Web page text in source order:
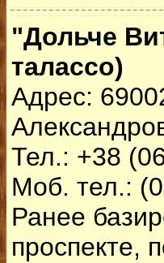
"Дольче
талассо)
Адрес:
Тел.: +38
Моб. тел.:
Ранее
проспекте,